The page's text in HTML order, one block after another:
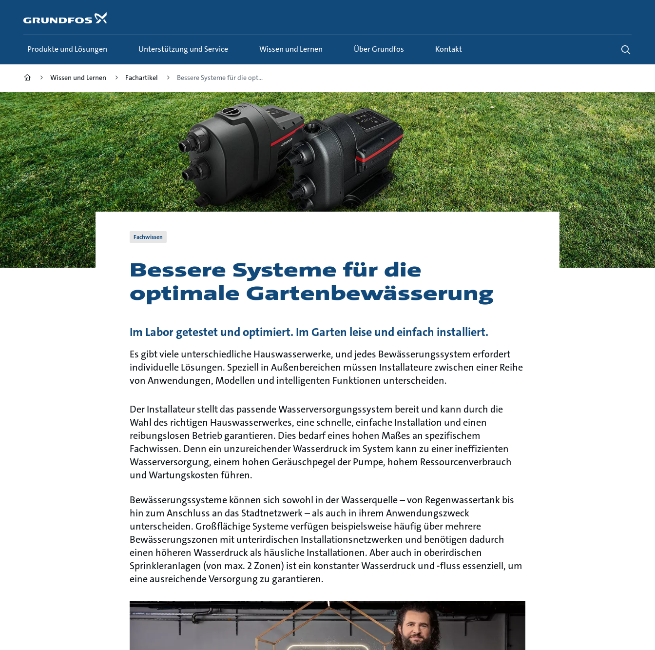
springen
Produkte und Lösungen Unterstützung und Service Wissen und Lernen Über Grundfos Kontakt
Wissen und Lernen Fachartikel Bessere Systeme für die opt...
Fachwissen
Bessere Systeme für die
optimale Gartenbewässerung
Im Labor getestet und optimiert. Im Garten leise und einfach installiert.
Es gibt viele unterschiedliche Hauswasserwerke, und jedes Bewässerungssystem erfordert
individuelle Lösungen. Speziell in Außenbereichen müssen Installateure zwischen einer Reihe
von Anwendungen, Modellen und intelligenten Funktionen unterscheiden.
Der Installateur stellt das passende Wasserversorgungssystem bereit und kann durch die
Wahl des richtigen Hauswasserwerkes, eine schnelle, einfache Installation und einen
reibungslosen Betrieb garantieren. Dies bedarf eines hohen Maßes an spezifischem
Fachwissen. Denn ein unzureichender Wasserdruck im System kann zu einer ineffizienten
Wasserversorgung, einem hohen Geräuschpegel der Pumpe, hohem Ressourcenverbrauch
und Wartungskosten führen.
Bewässerungssysteme können sich sowohl in der Wasserquelle – von Regenwassertank bis
hin zum Anschluss an das Stadtnetzwerk – als auch in ihrem Anwendungszweck
unterscheiden. Großflächige Systeme verfügen beispielsweise häufig über mehrere
Bewässerungszonen mit unterirdischen Installationsnetzwerken und benötigen dadurch
einen höheren Wasserdruck als häusliche Installationen. Aber auch in oberirdischen
Sprinkleranlagen (von max. 2 Zonen) ist ein konstanter Wasserdruck und -fluss essenziell, um
eine ausreichende Versorgung zu garantieren.